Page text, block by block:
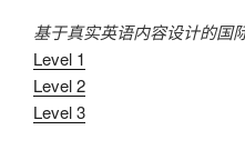
v,
基于真实英语内容设计的国
Level 1
Level 2
Level 3